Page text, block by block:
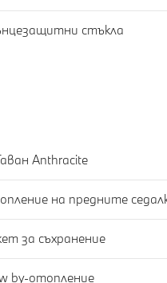
стъкла
Anthracite
на предните
за съхранение
by-отопление